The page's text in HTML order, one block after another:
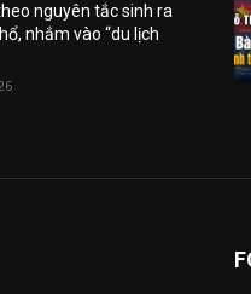
nguyên tắc sinh ra
nhắm vào “du lịch